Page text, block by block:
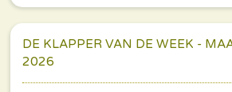
DE KLAPPER VAN DE WEEK -
2026